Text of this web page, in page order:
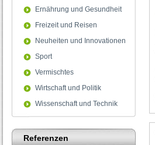
Ernährung und Gesundheit
Freizeit und Reisen
Neuheiten und Innovationen
Sport
Vermischtes
Wirtschaft und Politik
Wissenschaft und Technik
Referenzen